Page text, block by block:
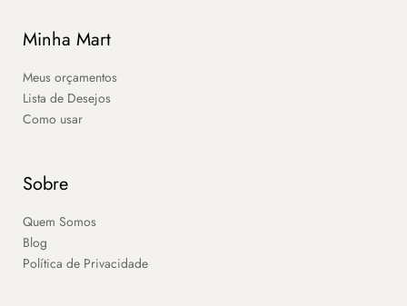
Minha Mart
Meus orçamentos
Lista de Desejos
Como usar
Sobre
Quem Somos
Blog
Política de Privacidade